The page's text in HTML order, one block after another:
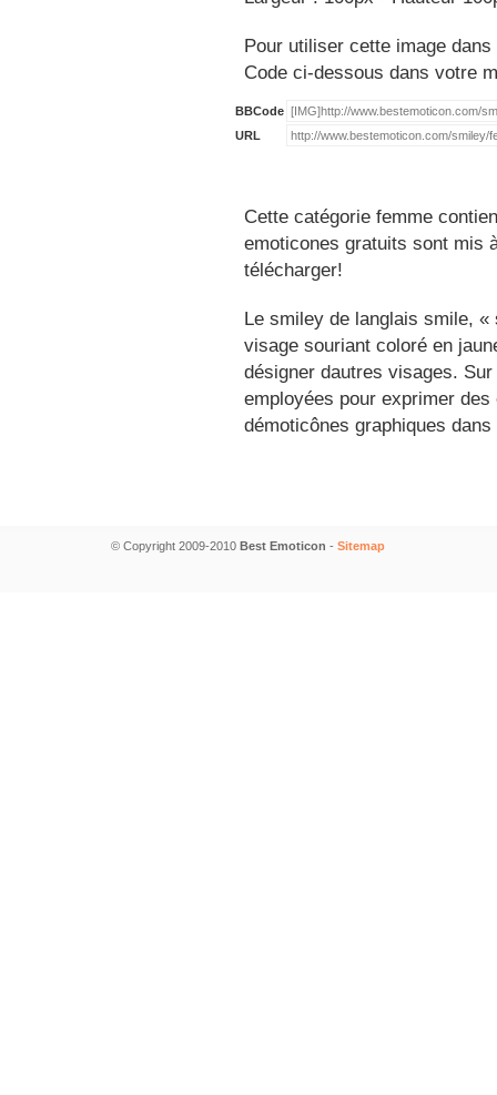
Pour utiliser cette image
Code ci-dessous dans votre
BBCode
URL
Cette catégorie femme
emoticones gratuits sont mis
télécharger!
Le smiley de langlais smile,
visage souriant coloré en
désigner dautres visages.
employées pour exprimer
démoticônes graphiques
© Copyright 2009-2010 Best Emoticon - Sitemap